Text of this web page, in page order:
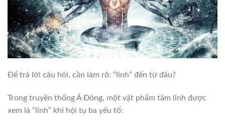
Để trả lời câu hỏi, cần làm rõ: “linh” đến từ đâu?
Trong truyền thống Á Đông, một vật phẩm tâm linh được
xem là “linh” khi hội tụ ba yếu tố: